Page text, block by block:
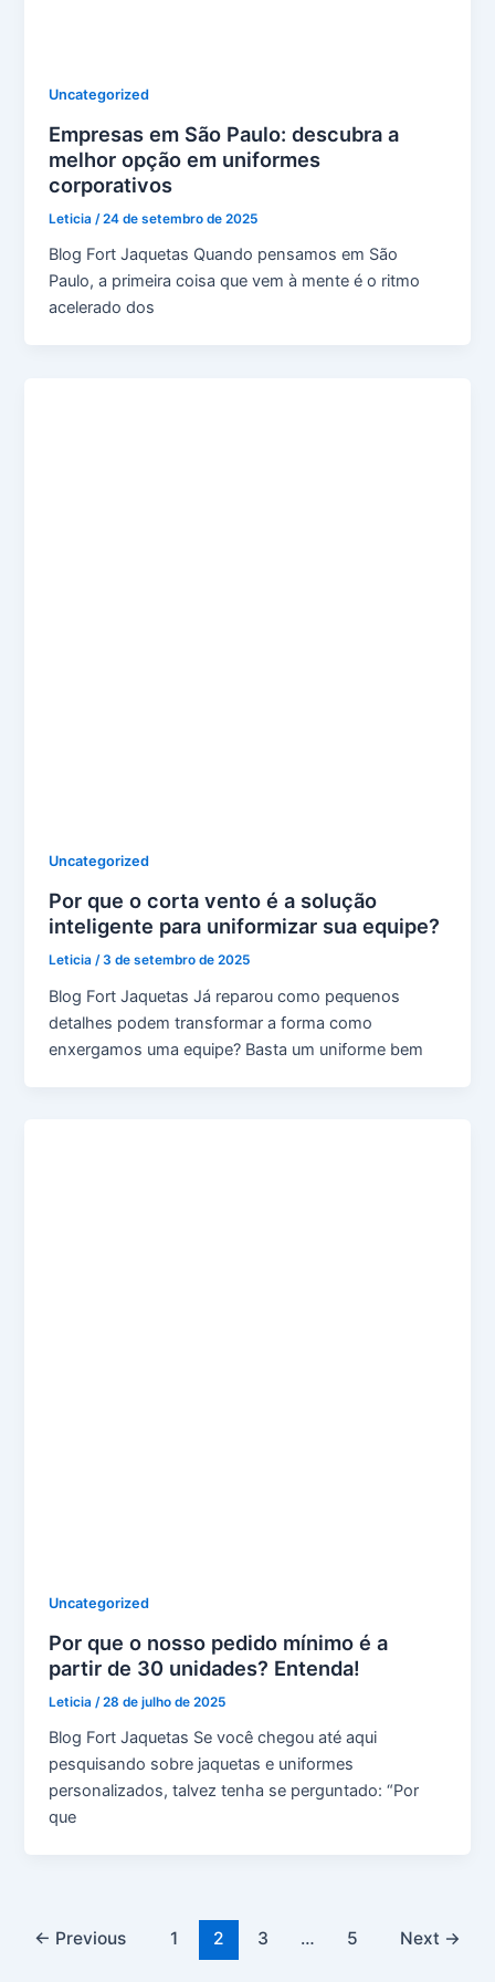
Uncategorized
Empresas em São Paulo: descubra a
melhor opção em uniformes
corporativos
Leticia /24 de setembro de 2025
Blog Fort Jaquetas Quando pensamos em São
Paulo, a primeira coisa que vem à mente é o ritmo
acelerado dos
Uncategorized
Por que o corta vento é a solução
inteligente para uniformizar sua equipe?
Leticia/3 de setembro de 2025
Blog Fort Jaquetas Já reparou como pequenos
detalhes podem transformar a forma como
enxergamos uma equipe? Basta um uniforme bem
Uncategorized
Por que o nosso pedido mínimo é a
partir de 30 unidades? Entenda!
Leticia /28 de julho de 2025
Blog Fort Jaquetas Se você chegou até aqui
pesquisando sobre jaquetas e uniformes
personalizados, talvez tenha se perguntado: “Por
que
← Previous 1 2 3 … 5 Next →